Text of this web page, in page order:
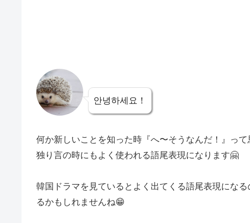
안녕하세요！
何か新しいことを知った時『へ〜そうなんだ！』って
独り言の時にもよく使われる語尾表現になります🤗
韓国ドラマを見ているとよく出てくる語尾表現にな
るかもしれませんね😁